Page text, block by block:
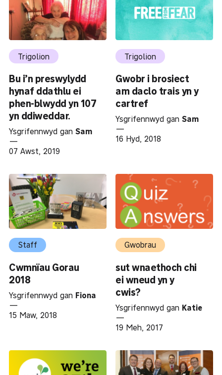
Trigolion
Bu i’n preswylydd
hynaf ddathlu ei
phen-blwydd yn 107
yn ddiweddar.
Ysgrifennwyd gan Sam
—
07 Awst, 2019
Trigolion
Gwobr i brosiect
am daclo trais yn y
cartref
Ysgrifennwyd gan Sam
—
16 Hyd, 2018
Staff
Cwmnïau Gorau
2018
Ysgrifennwyd gan Fiona
—
15 Maw, 2018
Gwobrau
sut wnaethoch chi
ei wneud yn y
cwis?
Ysgrifennwyd gan Katie
—
19 Meh, 2017